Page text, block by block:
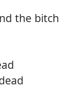
the bitch